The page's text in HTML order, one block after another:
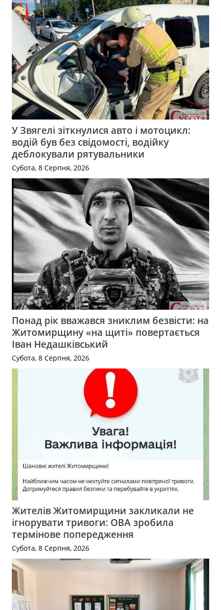
У Звягелі зіткнулися авто і мотоцикл:
водій був без свідомості, водійку
деблокували рятувальники
Субота, 8 Серпня, 2026
Понад рік вважався зниклим безвісти: на
Житомирщину «на щиті» повертається
Іван Недашківський
Субота, 8 Серпня, 2026
Жителів Житомирщини закликали не
ігнорувати тривоги: ОВА зробила
термінове попередження
Субота, 8 Серпня, 2026